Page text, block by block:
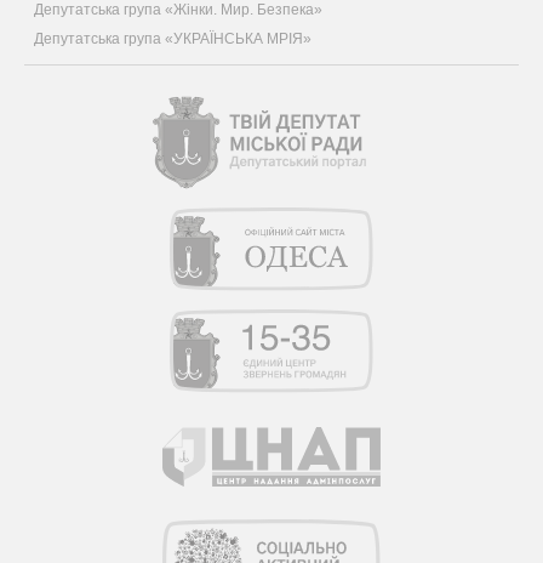
Депутатська група «Жінки. Мир. Безпека»
Депутатська група «УКРАЇНСЬКА МРІЯ»